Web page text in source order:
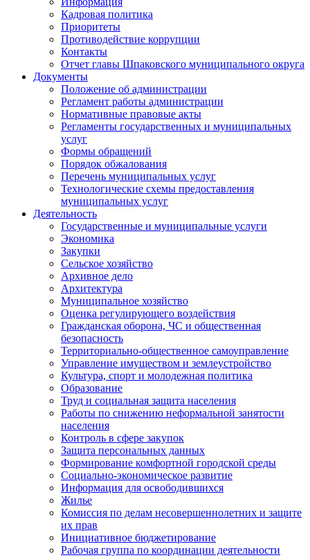
Кадровая политика
Приоритеты
Противодействие коррупции
Контакты
Отчет главы Шпаковского муниципального округа
Документы
Положение об администрации
Регламент работы администрации
Нормативные правовые акты
Регламенты государственных и муниципальных
услуг
Формы обращений
Порядок обжалования
Перечень муниципальных услуг
Технологические схемы предоставления
муниципальных услуг
Деятельность
Государственные и муниципальные услуги
Экономика
Закупки
Сельское хозяйство
Архивное дело
Архитектура
Муниципальное хозяйство
Оценка регулирующего воздействия
Гражданская оборона, ЧС и общественная
безопасность
Территориально-общественное самоуправление
Управление имуществом и землеустройство
Культура, спорт и молодежная политика
Образование
Труд и социальная защита населения
Работы по снижению неформальной занятости
населения
Контроль в сфере закупок
Защита персональных данных
Формирование комфортной городской среды
Социально-экономическое развитие
Информация для освободившихся
Жилье
Комиссия по делам несовершеннолетних и защите
их прав
Инициативное бюджетирование
Рабочая группа по координации деятельности